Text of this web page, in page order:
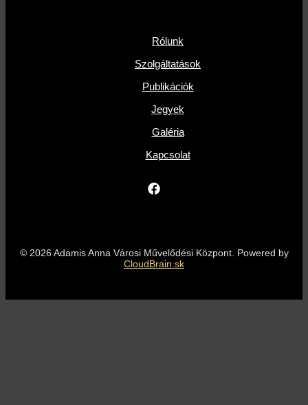
Rólunk
Szolgáltatások
Publikációk
Jegyek
Galéria
Kapcsolat
© 2026 Adamis Anna Városi Művelődési Központ. Powered by
CloudBrain.sk